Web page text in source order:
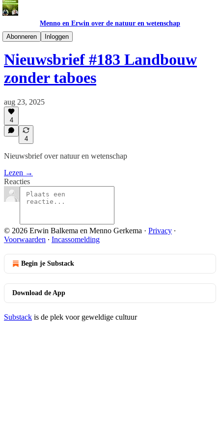
Menno en Erwin over de natuur en wetenschap
Abonneren
Inloggen
Nieuwsbrief NL
Nieuwsbrief #183 Landbouw
zonder taboes
aug 23, 2025
4
4
Nieuwsbrief over natuur en wetenschap
Lezen →
Reacties
© 2026 Erwin Balkema en Menno Gerkema · Privacy ∙
Voorwaarden ∙ Incassomelding
Begin je Substack
Download de App
Substack is de plek voor geweldige cultuur